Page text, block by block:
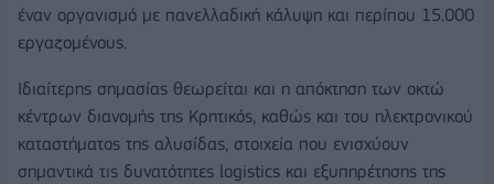
έναν οργανισμό με πανελλαδική κάλυψη και περίπου 15.000
εργαζομένους.
Ιδιαίτερης σημασίας θεωρείται και η απόκτηση των οκτώ
κέντρων διανομής της Κρητικός, καθώς και του ηλεκτρονικού
καταστήματος της αλυσίδας, στοιχεία που ενισχύουν
σημαντικά τις δυνατότητες logistics και εξυπηρέτησης της